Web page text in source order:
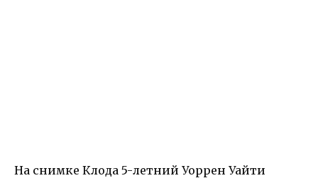
На снимке Клода 5-летний Уоррен Уайти